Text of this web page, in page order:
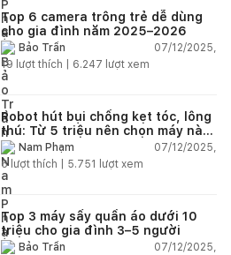
Top 6 camera trông trẻ dễ dùng
cho gia đình năm 2025–2026
Bảo Trần
07/12/2025,
19 lượt thích | 6.247 lượt xem
Robot hút bụi chống kẹt tóc, lông
thú: Từ 5 triệu nên chọn máy nào
năm 2025–2026?
Nam Phạm
07/12/2025,
6lượt thích | 5.751 lượt xem
Top 3 máy sấy quần áo dưới 10
triệu cho gia đình 3–5 người
Bảo Trần
07/12/2025,